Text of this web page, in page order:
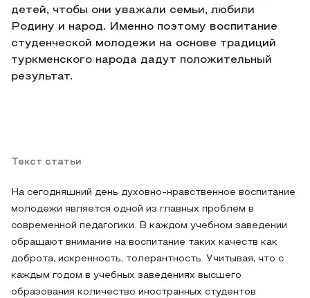
детей, чтобы они уважали семьи, любили
Родину и народ. Именно поэтому воспитание
студенческой молодежи на основе традиций
туркменского народа дадут положительный
результат.
Текст статьи
На сегодняшний день духовно-нравственное воспитание
молодежи является одной из главных проблем в
современной педагогики. В каждом учебном заведении
обращают внимание на воспитание таких качеств как
доброта, искренность, толерантность. Учитывая, что с
каждым годом в учебных заведениях высшего
образования количество иностранных студентов